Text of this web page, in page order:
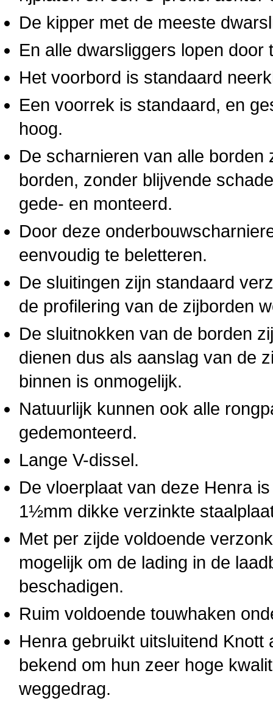
De kipper met de meeste
En alle dwarsliggers lopen door
Het voorbord is standaard
Een voorrek is standaard, en
hoog.
De scharnieren van alle
borden, zonder blijvende
gede- en monteerd.
Door deze
eenvoudig te beletteren.
De sluitingen zijn standaard
de profilering van de zijborden
De sluitnokken van de borden
dienen dus als aanslag van de
binnen is onmogelijk.
Natuurlijk kunnen ook alle
gedemonteerd.
Lange V-dissel.
De vloerplaat van deze Henra
1½mm dikke verzinkte
Met per zijde voldoende
mogelijk om de lading in de
beschadigen.
Ruim voldoende touwhaken
Henra gebruikt uitsluitend
bekend om hun zeer hoge
weggedrag.